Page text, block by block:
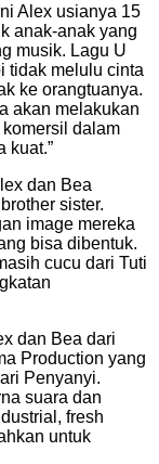
Alex usianya 15
anak-anak yang
musik. Lagu U
tidak melulu cinta
ke orangtuanya.
akan melakukan
dalam
kuat.”
dan Bea
sister.
image mereka
bisa dibentuk.
cucu dari Tuti
dan Bea dari
Production yang
Penyanyi.
suara dan
fresh
untuk